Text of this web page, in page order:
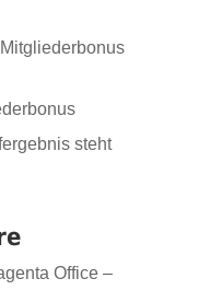
steht
Office –